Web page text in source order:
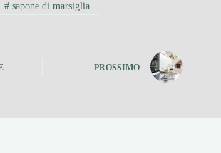
#sapone di marsiglia
PROSSIMO